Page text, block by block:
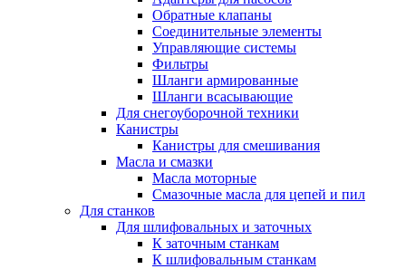
Обратные клапаны
Соединительные элементы
Управляющие системы
Фильтры
Шланги армированные
Шланги всасывающие
Для снегоуборочной техники
Канистры
Канистры для смешивания
Масла и смазки
Масла моторные
Смазочные масла для цепей и пил
Для станков
Для шлифовальных и заточных
К заточным станкам
К шлифовальным станкам